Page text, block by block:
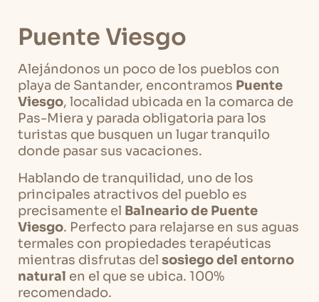
Puente Viesgo
Alejándonos un poco de los pueblos con
playa de Santander, encontramos Puente
Viesgo, localidad ubicada en la comarca de
Pas-Miera y parada obligatoria para los
turistas que busquen un lugar tranquilo
donde pasar sus vacaciones.
Hablando de tranquilidad, uno de los
principales atractivos del pueblo es
precisamente el Balneario de Puente
Viesgo. Perfecto para relajarse en sus aguas
termales con propiedades terapéuticas
mientras disfrutas del sosiego del entorno
natural en el que se ubica. 100%
recomendado.